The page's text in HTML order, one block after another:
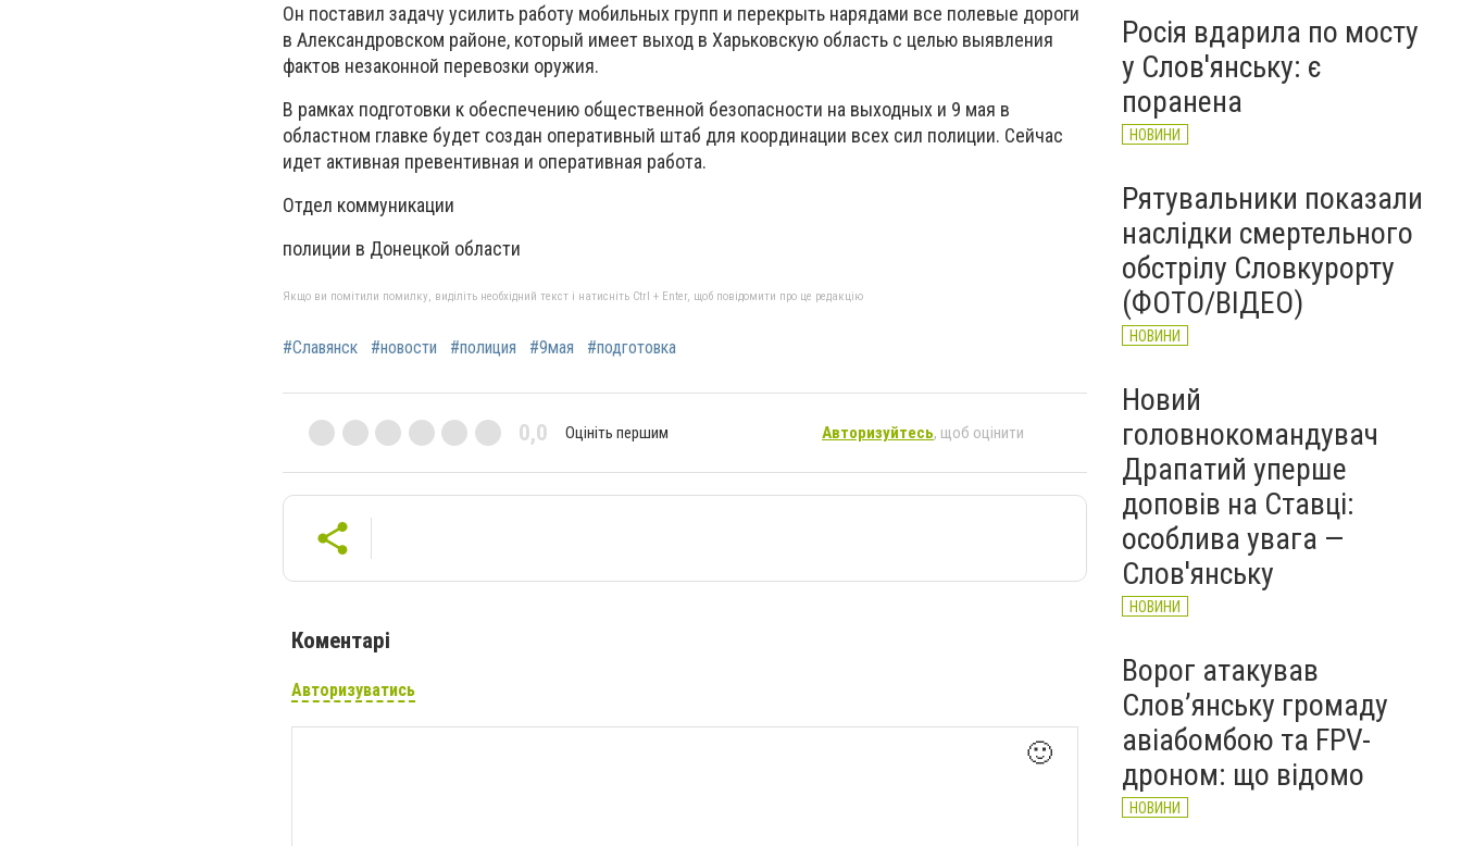
Он поставил задачу усилить работу мобильных групп и перекрыть нарядами все полевые дороги
в Александровском районе, который имеет выход в Харьковскую область с целью выявления
фактов незаконной перевозки оружия.
В рамках подготовки к обеспечению общественной безопасности на выходных и 9 мая в
областном главке будет создан оперативный штаб для координации всех сил полиции. Сейчас
идет активная превентивная и оперативная работа.
Отдел коммуникации
полиции в Донецкой области
Якщо ви помітили помилку, виділіть необхідний текст і натисніть Ctrl + Enter, щоб повідомити про це редакцію
#Славянск #новости #полиция #9мая #подготовка
0,0 Оцініть першим Авторизуйтесь, щоб оцінити
Коментарі
Авторизуватись
🙂
Росія вдарила по мосту
у Слов'янську: є
поранена
НОВИНИ
Рятувальники показали
наслідки смертельного
обстрілу Словкурорту
(ФОТО/ВІДЕО)
НОВИНИ
Новий
головнокомандувач
Драпатий уперше
доповів на Ставці:
особлива увага —
Слов'янську
НОВИНИ
Ворог атакував
Слов’янську громаду
авіабомбою та FPV-
дроном: що відомо
НОВИНИ